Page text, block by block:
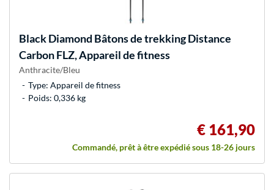
Black Diamond Bâtons de trekking Distance
Carbon FLZ, Appareil de fitness
Anthracite/Bleu
Type: Appareil de fitness
Poids: 0,336 kg
€ 161,90
Commandé, prêt à être expédié sous 18-26 jours